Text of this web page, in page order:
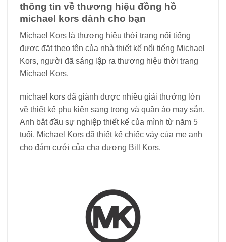
thông tin về thương hiệu đồng hồ
michael kors dành cho bạn
Michael Kors là thương hiệu thời trang nổi tiếng
được đặt theo tên của nhà thiết kế nổi tiếng Michael
Kors, người đã sáng lập ra thương hiệu thời trang
Michael Kors.
michael kors đã giành được nhiều giải thưởng lớn
về thiết kế phụ kiện sang trọng và quần áo may sẵn.
Anh bắt đầu sự nghiệp thiết kế của mình từ năm 5
tuổi. Michael Kors đã thiết kế chiếc váy của mẹ anh
cho đám cưới của cha dượng Bill Kors.